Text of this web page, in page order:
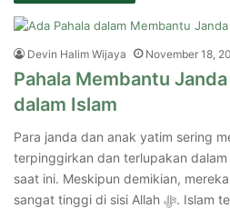
Devin Halim Wijaya November 18,
Pahala Membantu
dalam Islam
Para janda dan anak yatim sering
terpinggirkan dan terlupakan
saat ini. Meskipun demikian,
sangat tinggi di sisi Allah ﷻ. Islam tentunya tidak hanya